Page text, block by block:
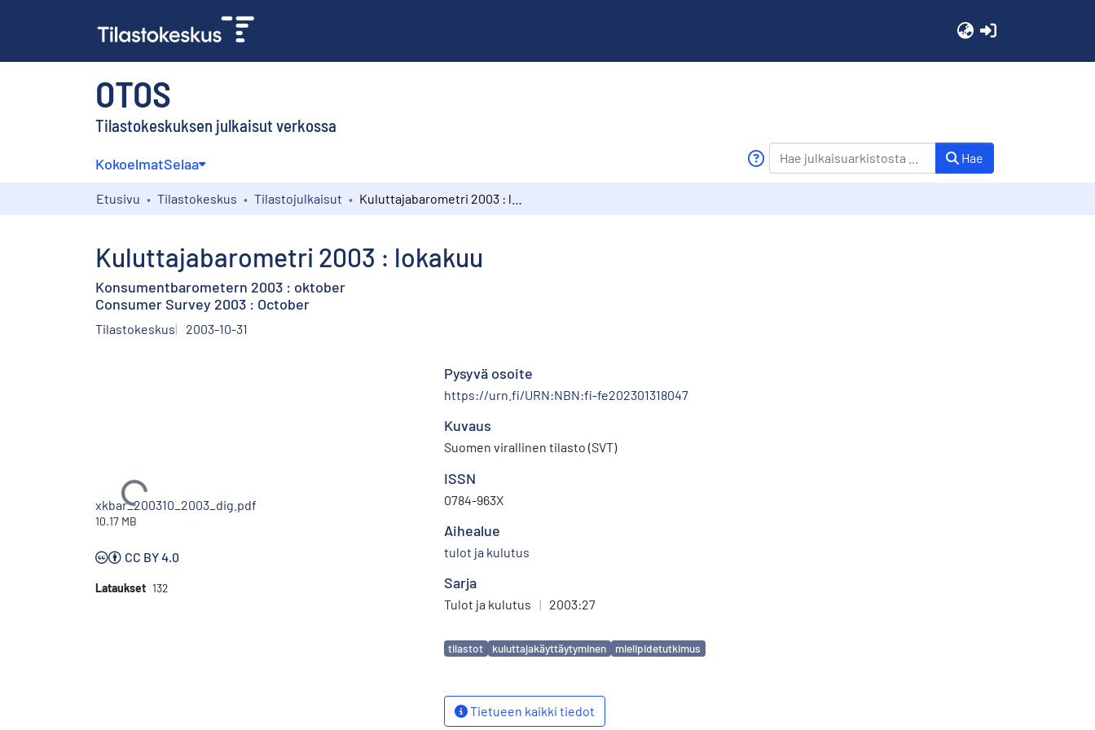
OTOS
Tilastokeskuksen julkaisut verkossa
KokoelmatSelaa Hae
Etusivu Tilastokeskus Tilastojulkaisut
Kuluttajabarometri 2003 : lokakuu
Konsumentbarometern 2003 : oktober
Consumer Survey 2003 : October
Tilastokeskus 2003-10-31
Ladataan...
xkbar_200310_2003_dig.pdf
10.17 MB
CC BY 4.0
Lataukset 132
Pysyvä osoite
https://urn.fi/URN:NBN:fi-fe202301318047
Kuvaus
Suomen virallinen tilasto (SVT)
ISSN
0784-963X
Aihealue
tulot ja kulutus
Sarja
Tulot ja kulutus | 2003:27
Avainsanat
tilastot kuluttajakäyttäytyminen mielipidetutkimus
Tietueen kaikki tiedot